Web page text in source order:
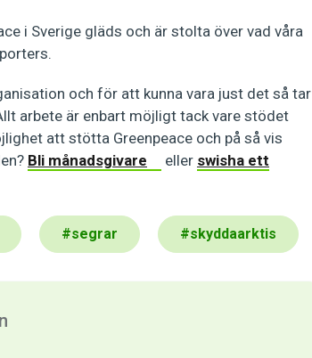
i Sverige gläds och är stolta över vad våra
och för att kunna vara just det så tar
arbete är enbart möjligt tack vare stödet
att stötta Greenpeace och på så vis
Bli månadsgivare eller swisha ett
#segrar #skyddaarktis